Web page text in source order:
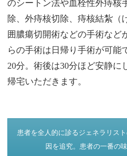
のシートン法や血栓性外痔核
除、外痔核切除、痔核結紮（
囲膿瘍切開術などの手術など
らの手術は日帰り手術が可能
20分。術後は30分ほど安静に
帰宅いただきます。
つぎのページ
患者を全人的に診るジェネラリス
因を追究。患者の一番の